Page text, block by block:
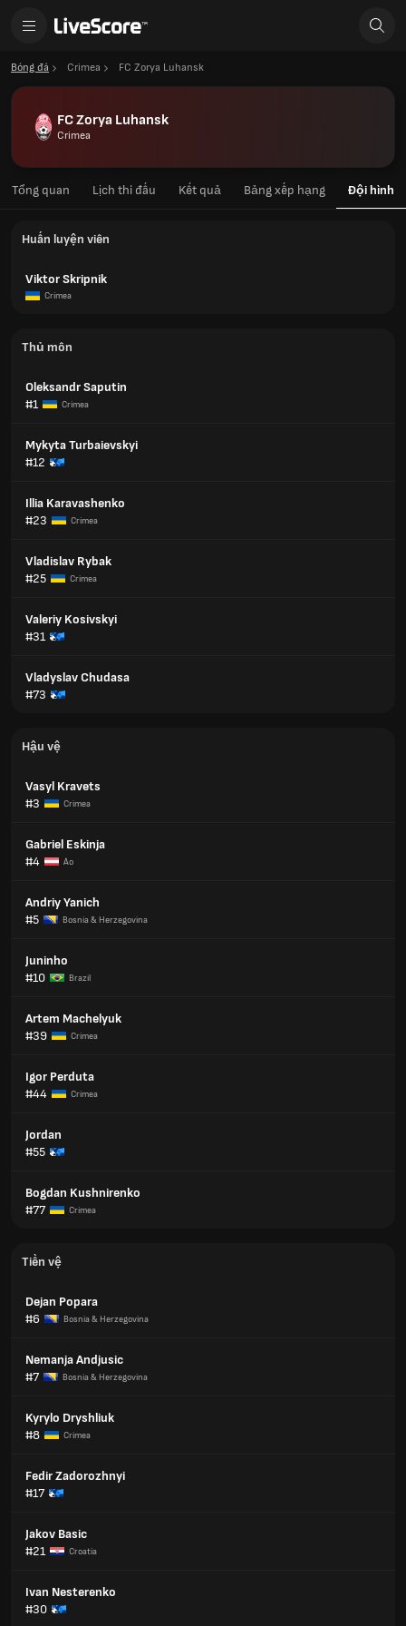
Bóng đá Crimea FC Zorya Luhansk
FC Zorya Luhansk
Crimea
Tổng quan Lịch thi đấu Kết quả Bảng xếp hạng Đội hình
Huấn luyện viên
Viktor Skripnik
Crimea
Thủ môn
Oleksandr Saputin
#1
Crimea
Mykyta Turbaievskyi
#12
Illia Karavashenko
#23
Crimea
Vladislav Rybak
#25
Crimea
Valeriy Kosivskyi
#31
Vladyslav Chudasa
#73
Hậu vệ
Vasyl Kravets
#3
Crimea
Gabriel Eskinja
#4
Áo
Andriy Yanich
#5
Bosnia & Herzegovina
Juninho
#10
Brazil
Artem Machelyuk
#39
Crimea
Igor Perduta
#44
Crimea
Jordan
#55
Bogdan Kushnirenko
#77
Crimea
Tiền vệ
Dejan Popara
#6
Bosnia & Herzegovina
Nemanja Andjusic
#7
Bosnia & Herzegovina
Kyrylo Dryshliuk
#8
Crimea
Fedir Zadorozhnyi
#17
Jakov Basic
#21
Croatia
Ivan Nesterenko
#30